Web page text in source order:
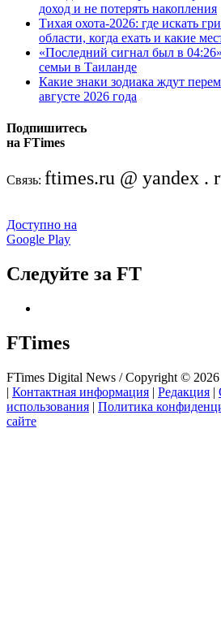
доход и не потерять накопления
Тихая охота-2026: где искать
области, когда ехать и какие
«Последний сигнал был в
семьи в Таиланде
Какие знаки зодиака ждут
августе 2026 года
Подпишитесь
на FTimes
Связь: ftimes.ru @ yandex .
Доступно на
Google Play
Следуйте за FT
FTimes
FTimes Digital News / Copyright ©
| Контактная информация | Редакция |
использования | Политика
сайте